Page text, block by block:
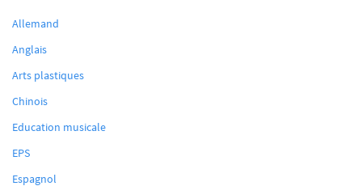
Allemand
Anglais
Arts plastiques
Chinois
Education musicale
EPS
Espagnol